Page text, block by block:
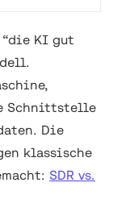
KI gut
Schnittstelle
Die
klassische
SDR vs.